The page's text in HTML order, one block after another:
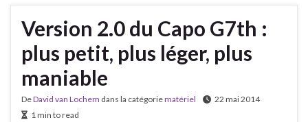
Version 2.0 du Capo G7th :
plus petit, plus léger, plus
maniable
DeDavid van Lochem dans la catégoriematériel
22 mai 2014
1 min to read